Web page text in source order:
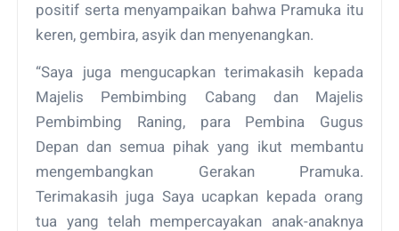
positif serta menyampaikan bahwa Pramuka itu
keren, gembira, asyik dan menyenangkan.
“Saya juga mengucapkan terimakasih kepada
Majelis Pembimbing Cabang dan Majelis
Pembimbing Raning, para Pembina Gugus
Depan dan semua pihak yang ikut membantu
mengembangkan Gerakan Pramuka.
Terimakasih juga Saya ucapkan kepada orang
tua yang telah mempercayakan anak-anaknya